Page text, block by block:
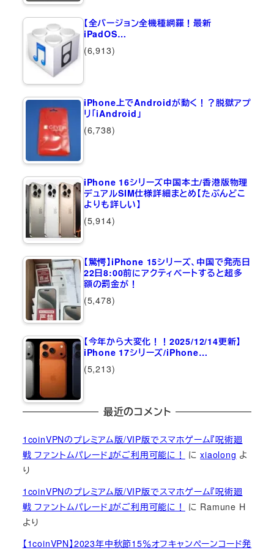
【全バージョン全機種網羅！最新
iPadOS…
(6,913)
iPhone上でAndroidが動く！？脱獄アプ
リ「iAndroid」
(6,738)
iPhone 16シリーズ中国本土/香港版物理
デュアルSIM仕様詳細まとめ【たぶんどこ
よりも詳しい】
(5,914)
【驚愕】iPhone 15シリーズ、中国で発売日
22日8:00前にアクティベートすると超多
額の罰金が！
(5,478)
【今年から大変化！！2025/12/14更新】
iPhone 17シリーズ/iPhone…
(5,213)
最近のコメント
1coinVPNのプレミアム版/VIP版でスマホゲーム『呪術廻
戦 ファントムパレード』がご利用可能に！
にxiaolong よ
り
1coinVPNのプレミアム版/VIP版でスマホゲーム『呪術廻
戦 ファントムパレード』がご利用可能に！
に Ramune H
より
【1coinVPN】2023年中秋節15％オフキャンペーンコード発